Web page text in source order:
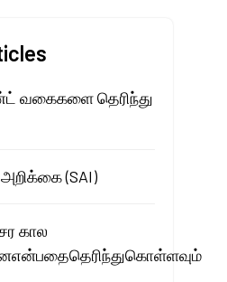
வகைகளை தெரிந்து
(SAI)
கால